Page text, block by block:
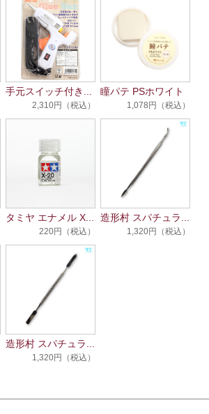
手元スイッチ付き...
2,310円（税込）
瞳パテ PSホワイト
1,078円（税込）
タミヤ エナメル X...
220円（税込）
造形村 スパチュラ...
1,320円（税込）
造形村 スパチュラ...
1,320円（税込）